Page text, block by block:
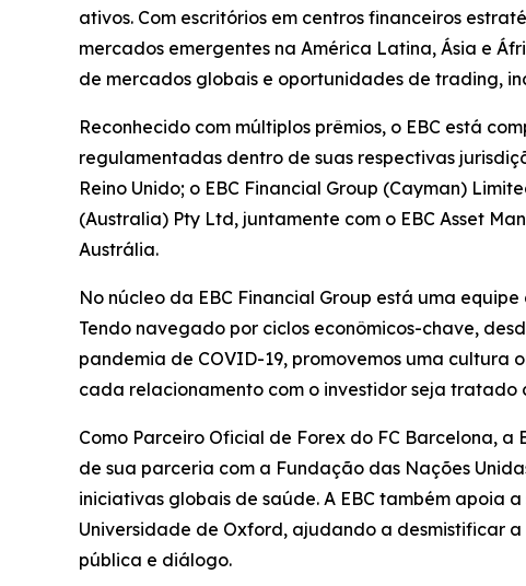
ativos. Com escritórios em centros financeiros
mercados emergentes na América Latina, Ásia e
de mercados globais e oportunidades de trading,
Reconhecido com múltiplos prêmios, o EBC está
regulamentadas dentro de suas respectivas
Reino Unido; o EBC Financial Group (Cayman)
(Australia) Pty Ltd, juntamente com o EBC Asset
Austrália.
No núcleo da EBC Financial Group está uma
Tendo navegado por ciclos econômicos-chave,
pandemia de COVID-19, promovemos uma
cada relacionamento com o investidor seja tratado
Como Parceiro Oficial de Forex do FC Barcelona, a
de sua parceria com a Fundação das Nações
iniciativas globais de saúde. A EBC também apoia
Universidade de Oxford, ajudando a desmistificar
pública e diálogo.